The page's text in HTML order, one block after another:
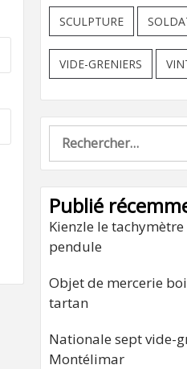
SCULPTURE
VIDE-GRENIERS
Rechercher :
Publié
Kienzle le
pendule
Objet de mercerie
tartan
Nationale sept vide-
Montélimar